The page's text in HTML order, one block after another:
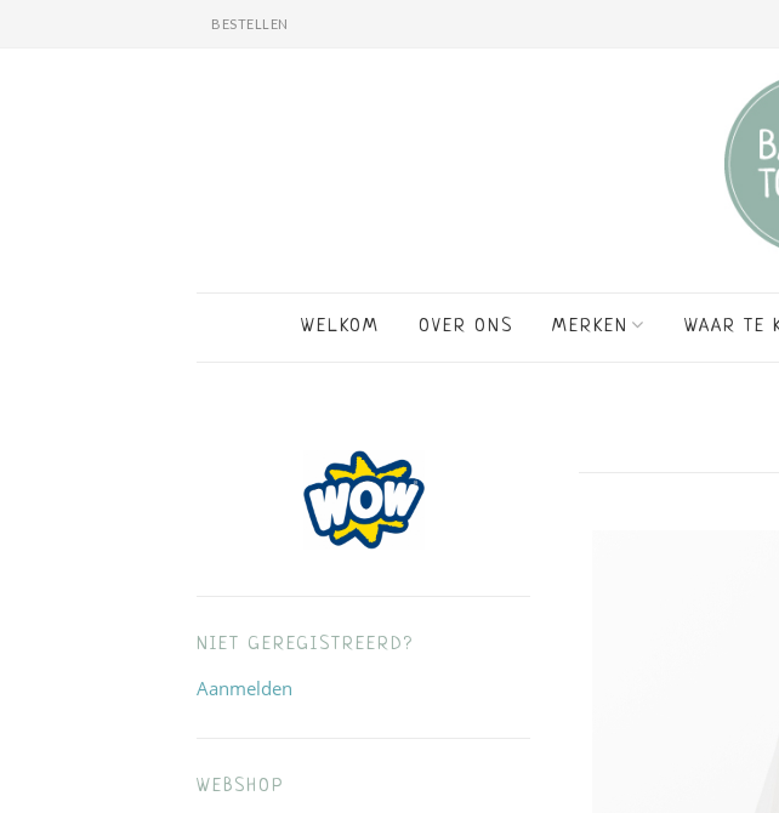
BESTELLEN
WELKOM OVER ONS MERKEN WAAR TE
NIET GEREGISTREERD?
Aanmelden
WEBSHOP